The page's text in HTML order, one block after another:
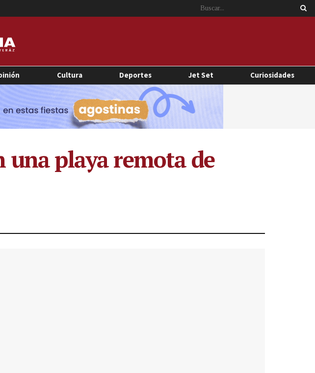
Cultura Deportes Jet Set Curiosidades
una playa remota de